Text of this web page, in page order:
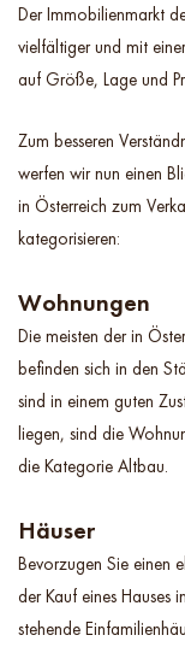
Der Immobilienmarkt
vielfältiger und mit
auf Größe, Lage und
Zum besseren
werfen wir nun einen
in Österreich zum
kategorisieren:
Wohnungen
Die meisten der in
befinden sich in den
sind in einem guten
liegen, sind die
die Kategorie Altbau.
Häuser
Bevorzugen Sie einen
der Kauf eines Hauses
stehende